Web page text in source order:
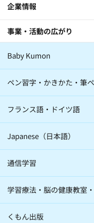
医師(32)
アナウンサー(6)
大学教授(18)
日本教育史学者(2)
サイエンスコミ
音楽(22)
脳科学(24)
企業情報
事業・活動の広がり
Baby Kumon
ペン習字・かきかた・筆
フランス語・ドイツ語
Japanese（日本語）
通信学習
学習療法・脳の健康教室
くもん出版